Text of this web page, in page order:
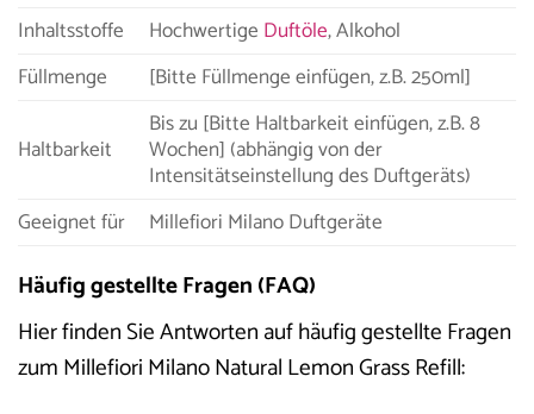
Inhaltsstoffe
Hochwertige Duftöle, Alkohol
Füllmenge
[Bitte Füllmenge einfügen, z.B. 250ml]
Haltbarkeit
Bis zu [Bitte Haltbarkeit einfügen, z.B. 8
Wochen] (abhängig von der
Intensitätseinstellung des Duftgeräts)
Geeignet für
Millefiori Milano Duftgeräte
Häufig gestellte Fragen (FAQ)
Hier finden Sie Antworten auf häufig gestellte Fragen
zum Millefiori Milano Natural Lemon Grass Refill: